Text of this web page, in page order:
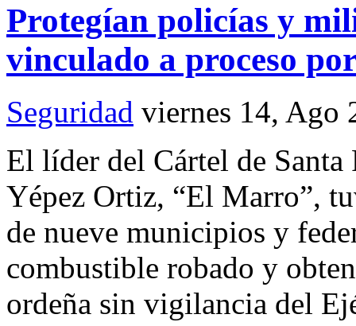
Protegían policías y
vinculado a proceso
Seguridad viernes 14, Ago
El líder del Cártel de
Yépez Ortiz, “El Marro”,
de nueve municipios y
combustible robado y
ordeña sin vigilancia del